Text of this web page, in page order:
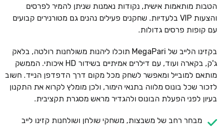
הטבות מותאמות אישית, נקודות נאמנות שניתן להמיר לפרסים
והצעות VIP בלעדיות. שחקנים פעילים נהנים גם מטורנירים קבועים
עם קופות פרסים גדולות.
בקזינו הלייב של MegaPari תוכלו ליהנות משולחנות רולטה, בלאק
ג'ק, בקארה ועוד, עם דילרים אמיתיים בשידור HD איכותי. הממשק
מותאם למובייל ומאפשר לשחק מכל מקום דרך הדפדפן הנייד. חשוב
לזכור שכל בונוס מלווה בתנאי הימור, ולכן מומלץ לקרוא את התקנון
בעיון לפני הפעלת הבונוס ולהגדיר מראש מסגרת תקציבית.
מבחר רחב של משבצות, משחקי שולחן ושולחנות קזינו לייב